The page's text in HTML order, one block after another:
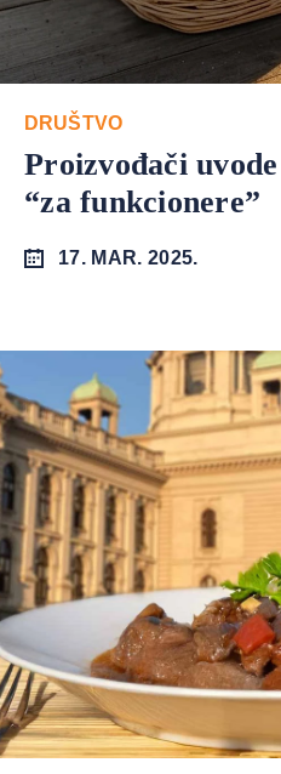
DRUŠTVO
Proizvođači
“za funkcionere”
17. MAR. 2025.